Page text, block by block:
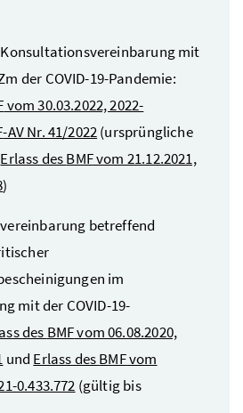
mit
der COVID-19-Pandemie:
vom 30.03.2022, 2022-
-AV Nr. 41/2022(ursprüngliche
Erlass desBMFvom 21.12.2021,
)
betreffend
im
mit der COVID-19-
des BMFvom 06.08.2020,
und Erlass desBMFvom
0.433.772 (gültig bis